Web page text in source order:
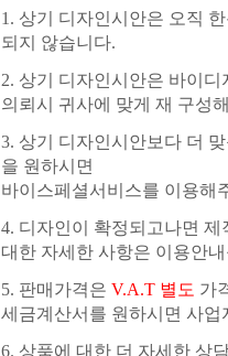
1. 상기 디자인시안은 오직
되지 않습니다.
2. 상기 디자인시안은 바이
의뢰시 귀사에 맞게 재 구성
3. 상기 디자인시안보다 더
을 원하시면
바이스페셜서비스를 이용해
4. 디자인이 확정되고나면
대한 자세한 사항은 이용안
5. 판매가격은 V.A.T 별도 가
세금계산서를 원하시면 사업
6. 상품에 대한 더 자세한 상